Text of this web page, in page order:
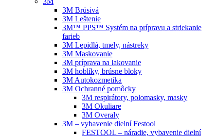
3M Brúsivá
3M Leštenie
3M™ PPS™ Systém na prípravu a striekanie
farieb
3M Lepidlá, tmely, nástreky
3M Maskovanie
3M príprava na lakovanie
3M hoblíky, brúsne bloky
3M Autokozmetika
3M Ochranné pomôcky
3M respirátory, polomasky, masky
3M Okuliare
3M Overaly
3M – vybavenie dielní Festool
FESTOOL – náradie, vybavenie dielní